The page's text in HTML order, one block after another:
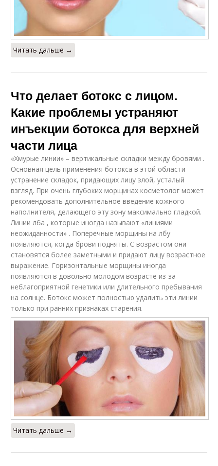
Читать дальше →
Что делает ботокс с лицом.
Какие проблемы устраняют
инъекции ботокса для верхней
части лица
«Хмурые линии» – вертикальные складки между бровями .
Основная цель применения ботокса в этой области –
устранение складок, придающих лицу злой, усталый
взгляд. При очень глубоких морщинах косметолог может
рекомендовать дополнительное введение кожного
наполнителя, делающего эту зону максимально гладкой.
Линии лба , которые иногда называют «линиями
неожиданности» . Поперечные морщины на лбу
появляются, когда брови подняты. С возрастом они
становятся более заметными и придают лицу возрастное
выражение. Горизонтальные морщины иногда
появляются в довольно молодом возрасте из-за
неблагоприятной генетики или длительного пребывания
на солнце. Ботокс может полностью удалить эти линии
только при ранних признаках старения.
Читать дальше →